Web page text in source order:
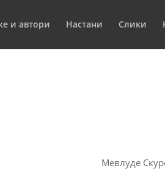
и автори Настани Слики
Мевлуде